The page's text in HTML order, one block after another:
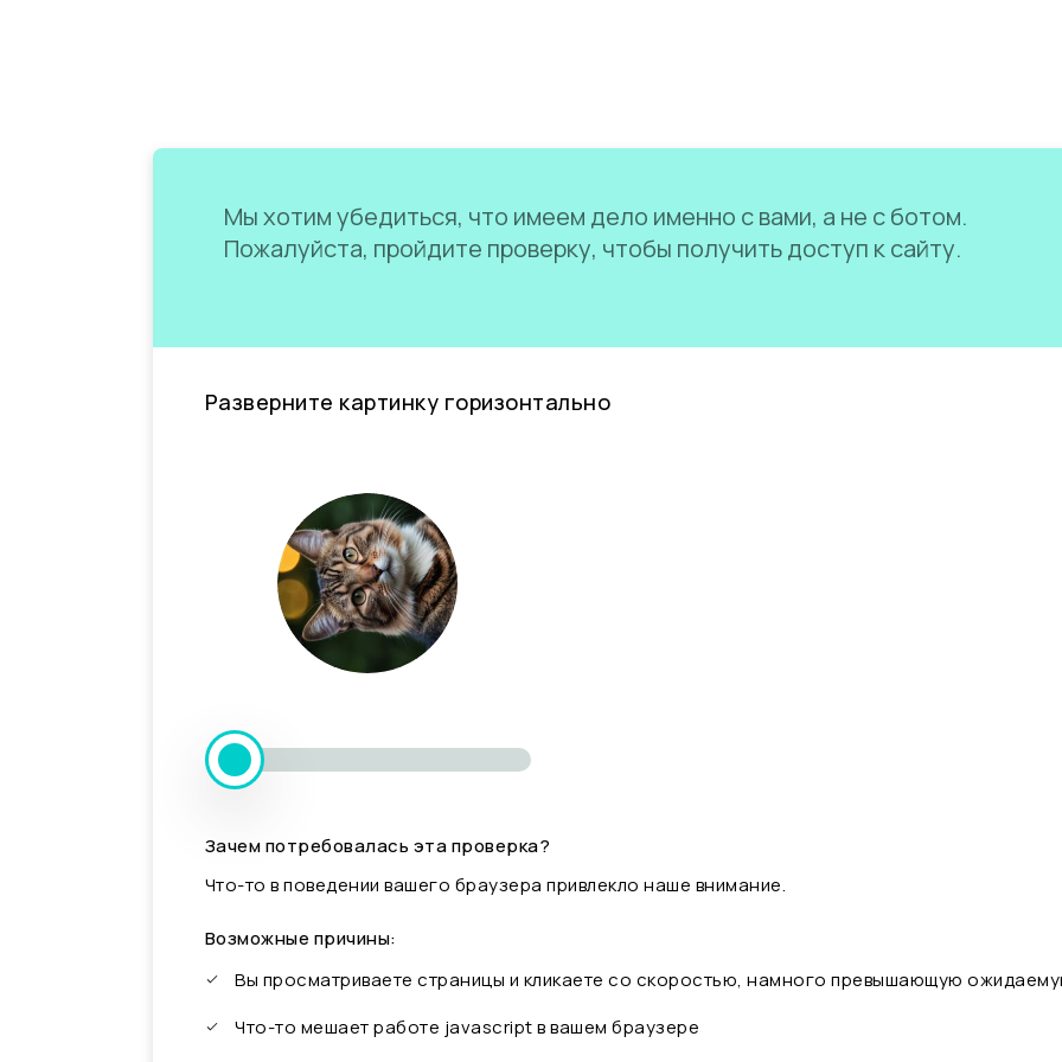
Мы хотим убедиться, что имеем дело именно с вами, а не с ботом.
Пожалуйста, пройдите проверку, чтобы получить доступ к сайту.
Разверните картинку горизонтально
Зачем потребовалась эта проверка?
Что-то в поведении вашего браузера привлекло наше внимание.
Возможные причины:
Вы просматриваете страницы и кликаете со скоростью, намного превышающую
Что-то мешает работе javascript в вашем браузере